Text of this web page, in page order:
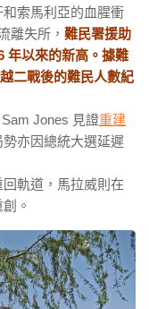
索馬利亞的血腥衝
離失所， 難民署援助
年以來的新高。據難
二戰後的難民人數紀
Sam Jones 見證重建
亦因總統大選延遲
軌道，馬拉威則在
。